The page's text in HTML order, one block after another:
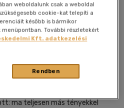
Megosztom
magyar nyelvű
ma teljesen más tényekkel
weboldalunk csak a weboldal
cookie-kat telepíti a
később is bármikor
További részletekért
Kft. adatkezelési
Rendben